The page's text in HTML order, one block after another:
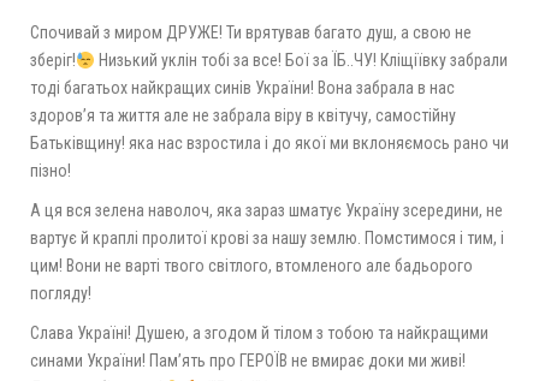
Спочивай з миром ДРУЖЕ! Ти врятував багато душ, а свою не
зберіг!
Низький уклін тобі за все! Бої за ЇБ..ЧУ! Кліщіївку забрали
тоді багатьох найкращих синів України! Вона забрала в нас
здоров’я та життя але не забрала віру в квітучу, самостійну
Батьківщину! яка нас взростила і до якої ми вклоняємось рано чи
пізно!
А ця вся зелена наволоч, яка зараз шматує Україну зсередини, не
вартує й краплі пролитої крові за нашу землю. Помстимося і тим, і
цим! Вони не варті твого світлого, втомленого але бадьорого
погляду!
Слава Україні! Душею, а згодом й тілом з тобою та найкращими
синами України! Пам’ять про ГЕРОЇВ не вмирає доки ми живі!